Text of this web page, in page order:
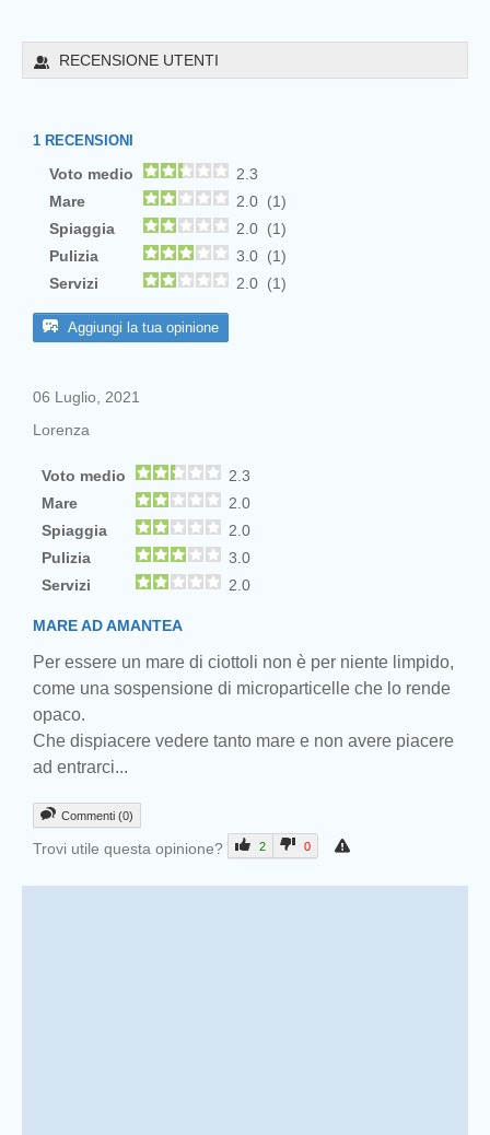
RECENSIONE UTENTI
1 RECENSIONI
Voto medio
2.3
Mare
2.0 (1)
Spiaggia
2.0 (1)
Pulizia
3.0 (1)
Servizi
2.0 (1)
Aggiungi la tua opinione
06 Luglio, 2021
Lorenza
Voto medio
2.3
Mare
2.0
Spiaggia
2.0
Pulizia
3.0
Servizi
2.0
MARE AD AMANTEA
Per essere un mare di ciottoli non è per niente limpido,
come una sospensione di microparticelle che lo rende
opaco.
Che dispiacere vedere tanto mare e non avere piacere
ad entrarci...
Commenti (0)
Trovi utile questa opinione? 2 0